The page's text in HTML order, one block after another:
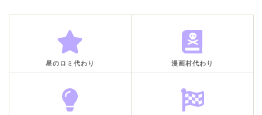
星のロミ代わり 漫画村代わり